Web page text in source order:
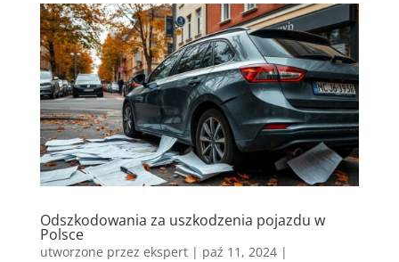
Odszkodowania za uszkodzenia pojazdu w
Polsce
utworzone przez ekspert| paź 11, 2024|